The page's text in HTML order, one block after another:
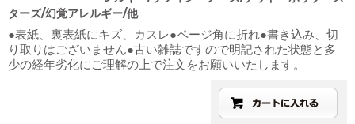
ターズ/幻覚アレルギー/他
●表紙、裏表紙にキズ、カスレ●ページ角に折れ●書き込み、切
り取りはございません●古い雑誌ですので明記された状態と多
少の経年劣化にご理解の上で注文をお願いいたします。